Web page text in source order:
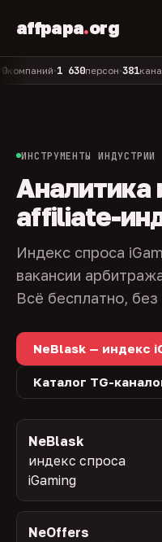
affpapa.org
•1 630персон•381каналов в
ИНСТРУМЕНТЫ ИНДУСТРИИ
Аналитика
affiliate-
Индекс спроса
вакансии
Всё бесплатно, без
NeBlask — индекс
Каталог TG-
NeBlask
индекс спроса
iGaming
NeOffers